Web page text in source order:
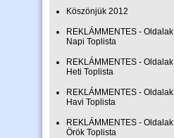
Köszönjük 2012
REKLÁMMENTES - Oldalak
Napi Toplista
REKLÁMMENTES - Oldalak
Heti Toplista
REKLÁMMENTES - Oldalak
Havi Toplista
REKLÁMMENTES - Oldalak
Örök Toplista